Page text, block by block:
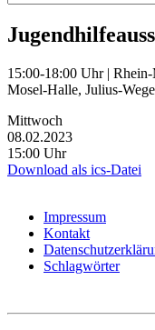
15:00-18:00 Uhr |
Mosel-Halle, Julius-
Mittwoch
08.02.2023
15:00 Uhr
Download als ics-Datei
Impressum
Kontakt
Schlagwörter